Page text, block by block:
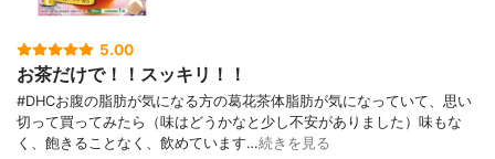
5.00
お茶だけで！！スッキリ！！
#DHCお腹の脂肪が気になる方の葛花茶体脂肪が気になっていて、思い
切って買ってみたら（味はどうかなと少し不安がありました）味もな
く、飽きることなく、飲めています…続きを見る